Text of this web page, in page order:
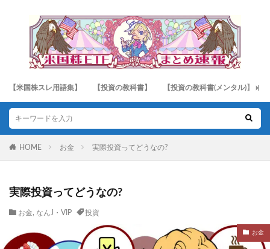
【米国株スレ用語集】 【投資の教科書】 【投資の教科書(メンタル)】
HOME お金 実際投資ってどうなの?
実際投資ってどうなの?
お金, なんJ・VIP 投資
お金